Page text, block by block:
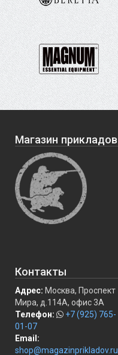
Магазин прикладов
Контакты
Адрес: Москва, Проспект
Мира, д.114А, офис 3А
Телефон:
+7 (925) 765-
01-07
Email:
shop@magazinprikladov.ru